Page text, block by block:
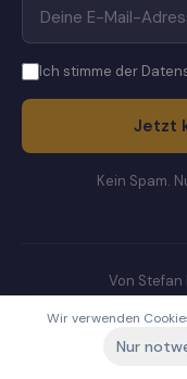
Wir verwenden
Nur
Ich stimme der
Jetzt
Kein Spam.
Von Stefan